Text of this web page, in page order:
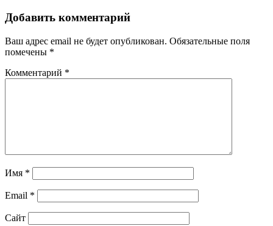
Добавить комментарий
Ваш адрес email не будет опубликован. Обязательные поля
помечены *
Комментарий *
Имя *
Email *
Сайт